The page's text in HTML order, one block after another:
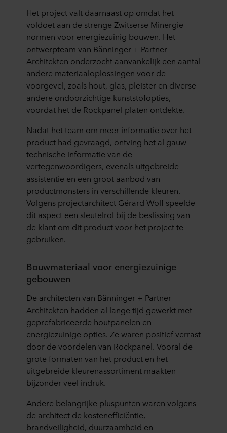
Het project valt daarnaast op omdat het
voldoet aan de strenge Zwitserse Minergie-
normen voor energiezuinig bouwen. Het
ontwerpteam van Bänninger + Partner
Architekten onderzocht aanvankelijk een aantal
andere materiaaloplossingen voor de
voorgevel, zoals hout, glas, pleister en diverse
andere ondoorzichtige kunststofopties,
voordat het de Rockpanel-platen ontdekte.
Nadat het team om meer informatie over het
product had gevraagd, ontving het al gauw
technische informatie van de
vertegenwoordigers, evenals uitgebreide
assistentie en een groot aanbod van
productmonsters in verschillende kleuren.
Volgens projectarchitect Gérard Wolf speelde
dit aspect een sleutelrol bij de beslissing van
de klant om dit product voor het project te
gebruiken.
Bouwmateriaal voor energiezuinige
gebouwen
De architecten van Bänninger + Partner
Architekten hadden al lange tijd gewerkt met
geprefabriceerde houtpanelen en
energiezuinige opties. Ze waren positief verrast
door de voordelen van Rockpanel. Vooral de
grote formaten van het product en het
uitgebreide kleurenassortiment maakten
bijzonder veel indruk.
Andere belangrijke pluspunten waren volgens
de architect de kostenefficiëntie,
brandveiligheid, duurzaamheid en